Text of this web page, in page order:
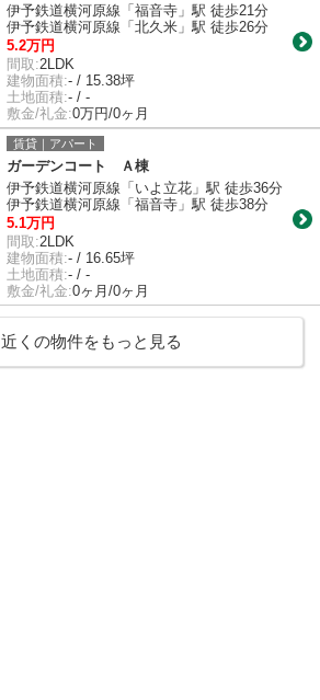
伊予鉄道横河原線「福音寺」駅 徒歩21分
伊予鉄道横河原線「北久米」駅 徒歩26分
5.2万円
間取:2LDK
建物面積:- / 15.38坪
土地面積:- / -
敷金/礼金:0万円/0ヶ月
賃貸｜アパート
ガーデンコート Ａ棟
伊予鉄道横河原線「いよ立花」駅 徒歩36分
伊予鉄道横河原線「福音寺」駅 徒歩38分
5.1万円
間取:2LDK
建物面積:- / 16.65坪
土地面積:- / -
敷金/礼金:0ヶ月/0ヶ月
近くの物件をもっと見る